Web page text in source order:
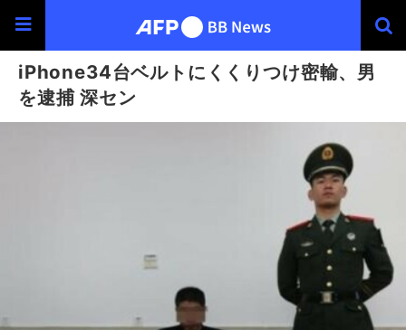
iPhone34台ベルトにくくりつけ密輸、男
を逮捕 深セン